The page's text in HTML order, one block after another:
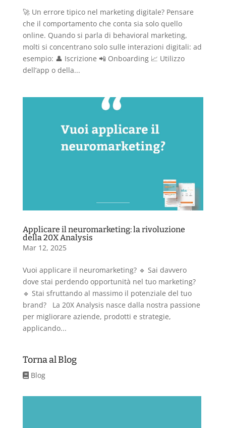
🚀 Un errore tipico nel marketing digitale? Pensare
che il comportamento che conta sia solo quello
online. Quando si parla di behavioral marketing,
molti si concentrano solo sulle interazioni digitali: ad
esempio: 👤 Iscrizione 📲 Onboarding 📈 Utilizzo
dell’app o della...
Applicare il neuromarketing: la rivoluzione
della 20X Analysis
Mar 12, 2025
Vuoi applicare il neuromarketing? 🔹 Sai davvero
dove stai perdendo opportunità nel tuo marketing?
🔹 Stai sfruttando al massimo il potenziale del tuo
brand? La 20X Analysis nasce dalla nostra passione
per migliorare aziende, prodotti e strategie,
applicando...
Torna al Blog
Blog